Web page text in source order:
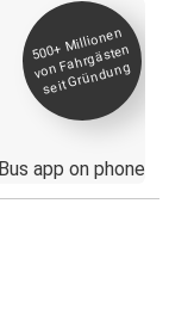
500+
Millionen
von Fahrgästen
seit
Gründung